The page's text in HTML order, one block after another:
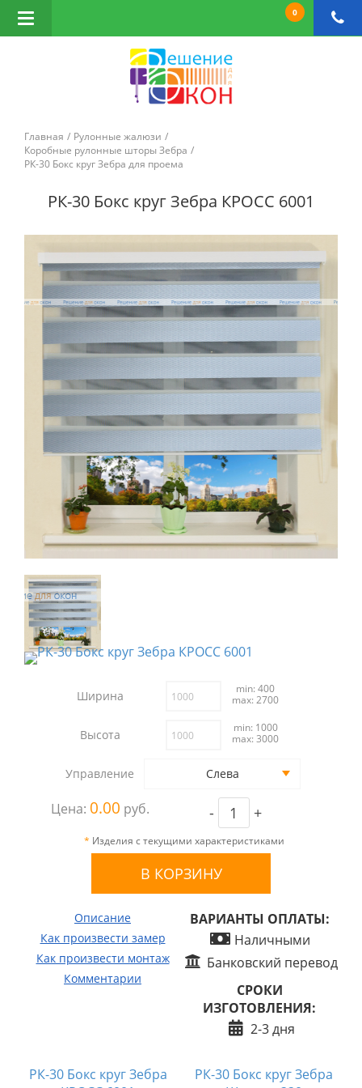
0
Открыть
навигацию
Главная
Рулонные жалюзи
Коробные рулонные шторы Зебра
РК-30 Бокс круг Зебра для проема
РК-30 Бокс круг Зебра КРОСС 6001
Ширина
min: 400
max: 2700
Высота
min: 1000
max: 3000
Управление Слева
Цена: 0.00 руб. - +
* Изделия с текущими характеристиками
Описание
Как произвести замер
Как произвести монтаж
Комментарии
ВАРИАНТЫ ОПЛАТЫ:
Наличными
Банковский перевод
СРОКИ
ИЗГОТОВЛЕНИЯ:
2-3 дня
РК-30 Бокс круг Зебра
РК-30 Бокс круг Зебра